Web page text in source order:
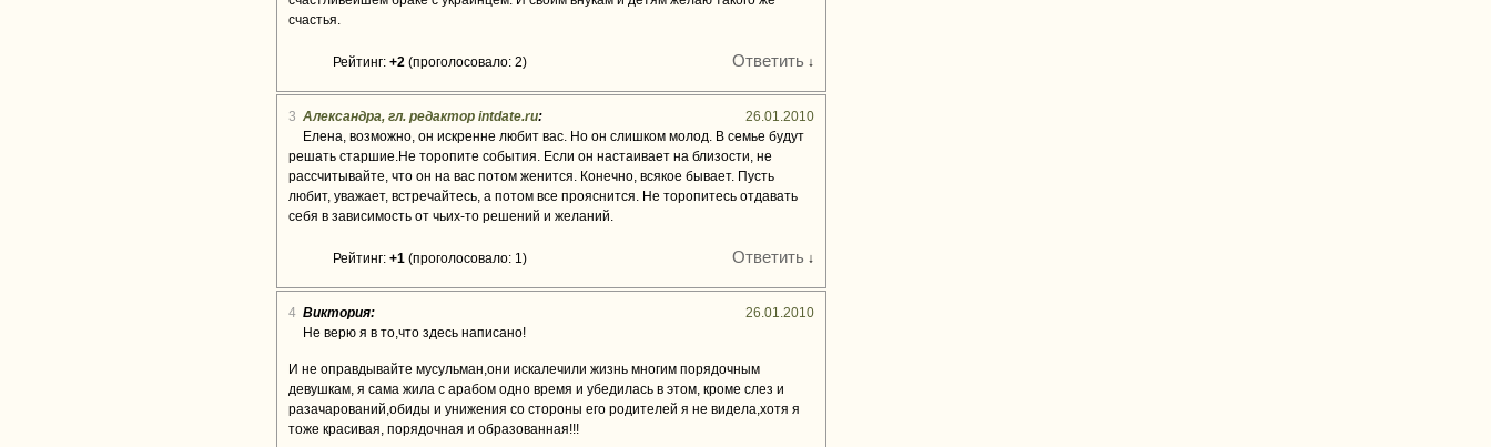
счастья.
Рейтинг: +2 (проголосовало: 2) Ответить ↓
3 Александра, гл. редактор intdate.ru:
26.01.2010
Елена, возможно, он искренне любит вас. Но он слишком молод. В семье будут
решать старшие.Не торопите события. Если он настаивает на близости, не
рассчитывайте, что он на вас потом женится. Конечно, всякое бывает. Пусть
любит, уважает, встречайтесь, а потом все прояснится. Не торопитесь отдавать
себя в зависимость от чьих-то решений и желаний.
Рейтинг: +1 (проголосовало: 1) Ответить ↓
4 Виктория:
26.01.2010
Не верю я в то,что здесь написано!
И не оправдывайте мусульман,они искалечили жизнь многим порядочным
девушкам, я сама жила с арабом одно время и убедилась в этом, кроме слез и
разачарований,обиды и унижения со стороны его родителей я не видела,хотя я
тоже красивая, порядочная и образованная!!!